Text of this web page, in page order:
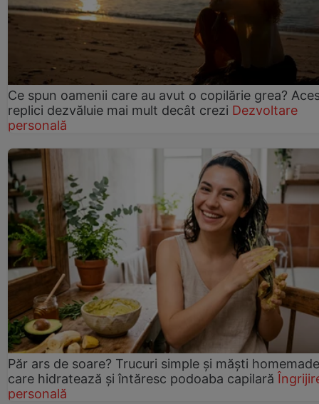
Ce spun oamenii care au avut o copilărie grea?
replici dezvăluie mai mult decât crezi Dezvoltare
personală
Păr ars de soare? Trucuri simple și măști homemade
care hidratează și întăresc podoaba capilară
personală